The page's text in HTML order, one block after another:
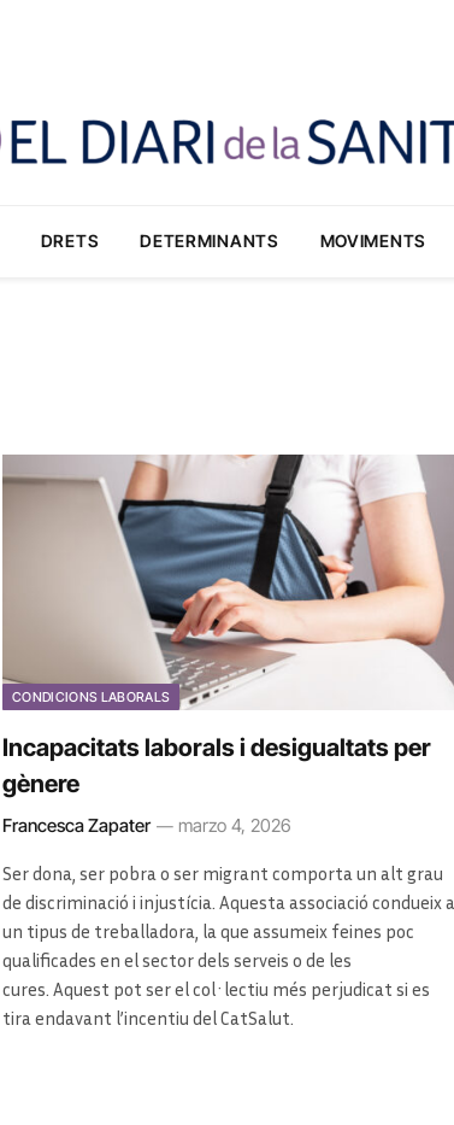
DRETS DETERMINANTS MOVIMENTS
CONDICIONS LABORALS
Incapacitats laborals i desigualtats per
gènere
Francesca Zapater marzo 4, 2026
Ser dona, ser pobra o ser migrant comporta un alt grau
de discriminació i injustícia. Aquesta associació condueix a
un tipus de treballadora, la que assumeix feines poc
qualificades en el sector dels serveis o de les
cures. Aquest pot ser el col·lectiu més perjudicat si es
tira endavant l’incentiu del CatSalut.